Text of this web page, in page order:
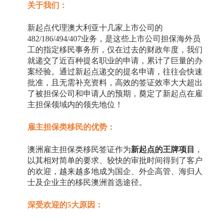
关于我们：
新起点代理澳大利亚十几家上市公司的
482/186/494/407业务，是这些上市公司担保海外员
工的指定移民事务所，仅在过去的财政年度，我们
就递交了近百种提名职业的申请，累计了巨量的办
案经验。通过新起点递交的提名申请，往往会快速
批准，且无需补充资料，高效的签证效率大大超出
了被担保公司和申请人的预期，奠定了新起点在雇
主担保领域内的领先地位！
雇主担保类移民的优势：
澳洲雇主担保类移民签证作为新起点的王牌项目
，
以其相对简单的要求、较快的审批时间得到了客户
的欢迎，越来越多地成为国企、外企高管、海归人
士及企业主的移民澳洲首选途径。
深受欢迎的5大原因：